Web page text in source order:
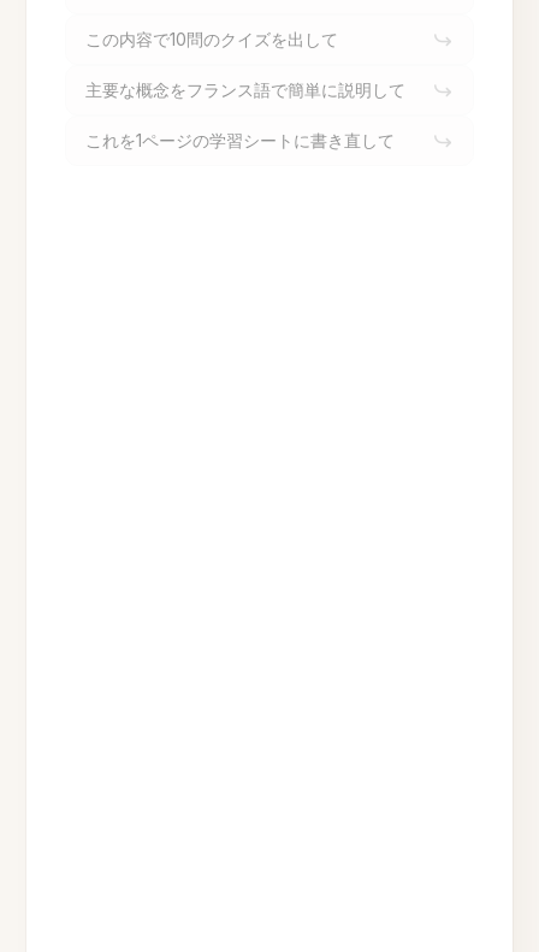
この内容で10問のクイズを出して
主要な概念をフランス語で簡単に説明して
これを1ページの学習シートに書き直して